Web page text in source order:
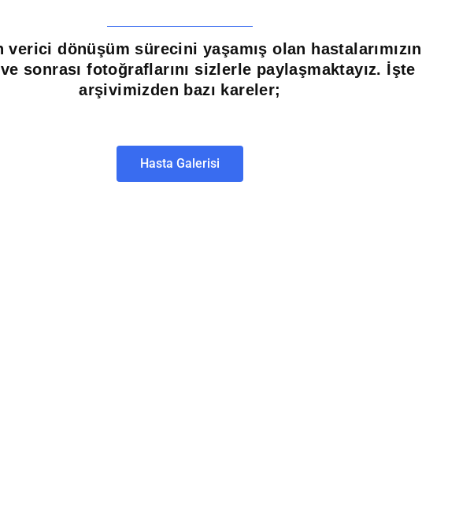
verici dönüşüm sürecini yaşamış olan hastalarımızın
sonrası fotoğraflarını sizlerle paylaşmaktayız. İşte
arşivimizden bazı kareler;
Hasta Galerisi